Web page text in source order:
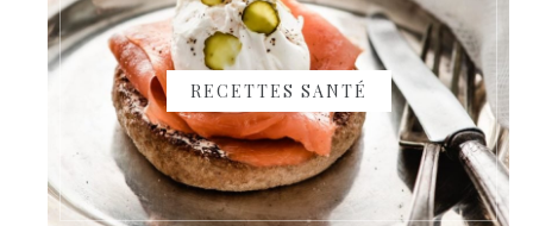
RECETTES SANTÉ